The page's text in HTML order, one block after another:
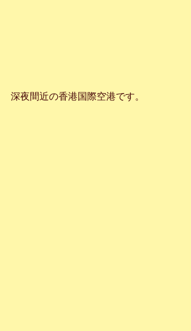
深夜間近の香港国際空港です。